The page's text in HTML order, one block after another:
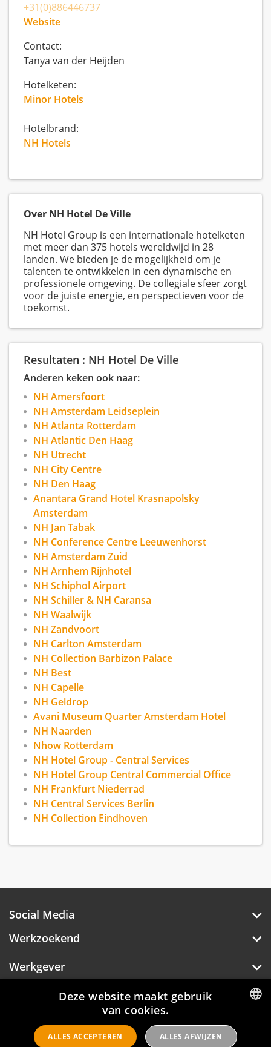
+31(0)886446737
Website
Contact:
Tanya van der Heijden
Hotelketen:
Minor Hotels
Hotelbrand:
NH Hotels
Over NH Hotel De Ville
NH Hotel Group is een internationale hotelketen
met meer dan 375 hotels wereldwijd in 28
landen. We bieden je de mogelijkheid om je
talenten te ontwikkelen in een dynamische en
professionele omgeving. De collegiale sfeer zorgt
voor de juiste energie, en perspectieven voor de
toekomst.
Resultaten : NH Hotel De Ville
Anderen keken ook naar:
NH Amersfoort
NH Amsterdam Leidseplein
NH Atlanta Rotterdam
NH Atlantic Den Haag
NH Utrecht
NH City Centre
NH Den Haag
Anantara Grand Hotel Krasnapolsky
Amsterdam
NH Jan Tabak
NH Conference Centre Leeuwenhorst
NH Amsterdam Zuid
NH Arnhem Rijnhotel
NH Schiphol Airport
NH Schiller & NH Caransa
NH Waalwijk
NH Zandvoort
NH Carlton Amsterdam
NH Collection Barbizon Palace
NH Best
NH Capelle
NH Geldrop
Avani Museum Quarter Amsterdam Hotel
NH Naarden
Nhow Rotterdam
NH Hotel Group - Central Services
NH Hotel Group Central Commercial Office
NH Frankfurt Niederrad
NH Central Services Berlin
NH Collection Eindhoven
Social Media
Werkzoekend
Werkgever
Over Hotelprofessionals
DUTCH
Deze website maakt gebruik
van cookies.
ALLES ACCEPTEREN ALLES AFWIJZEN